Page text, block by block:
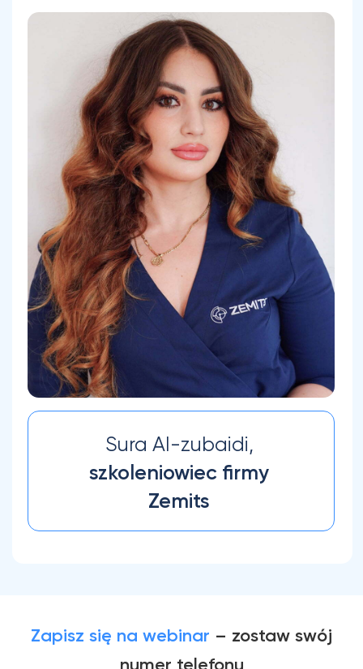
szkoleniowiec firmy
Zemits
Zapisz się na webinar – zostaw swój
numer telefonu